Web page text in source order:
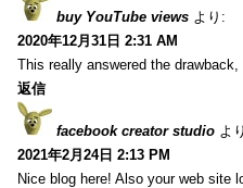
buy YouTube views より:
2020年12月31日 2:31 AM
This really answered the drawback,
返信
facebook creator studio よ
2021年2月24日 2:13 PM
Nice blog here! Also your web site